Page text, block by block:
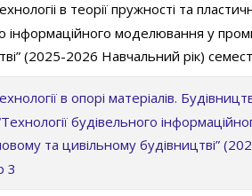
в теорії пружності та
інформаційного моделювання у
(2025-2026 Навчальний рік)
в опорі матеріалів.
будівельного
та цивільному будівництві”
3